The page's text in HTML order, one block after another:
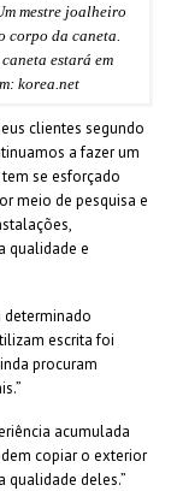
mestre joalheiro
corpo da caneta.
estará em
korea.net
clientes segundo
a fazer um
se esforçado
meio de pesquisa e
qualidade e
determinado
escrita foi
procuram
acumulada
copiar o exterior
qualidade deles.”